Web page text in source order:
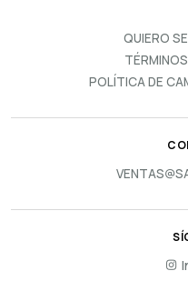
QUIERO
POLÍTICA DE